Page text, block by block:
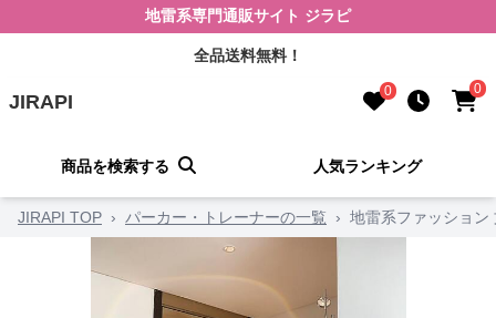
地雷系専門通販サイト ジラピ
全品送料無料！
JIRAPI 0 0
商品を検索する 人気ランキング
JIRAPI TOP › パーカー・トレーナーの一覧 › 地雷系ファッション